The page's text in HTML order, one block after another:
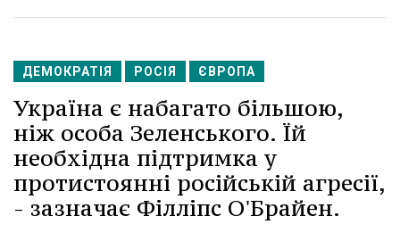
ДЕМОКРАТІЯ РОСІЯ ЄВРОПА
Україна є набагато більшою,
ніж особа Зеленського. Їй
необхідна підтримка у
протистоянні російській агресії,
- зазначає Філліпс О'Брайен.